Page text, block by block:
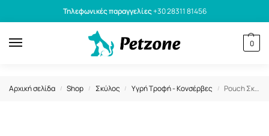
Τηλεφωνικές παραγγελίες+30 28311 81456
0
Αρχική σελίδα / Shop / Σκύλος / Υγρή Τροφή - Κονσέρβες / Pouch Σκύλου Fisi Fillet Dog Adult Βοδινό σε Ζελέ 500gr